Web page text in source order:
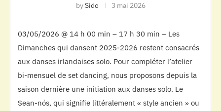
bySido 3 mai 2026
03/05/2026 @ 14 h 00 min – 17 h 30 min – Les
Dimanches qui dansent 2025-2026 restent consacrés
aux danses irlandaises solo. Pour compléter l’atelier
bi-mensuel de set dancing, nous proposons depuis la
saison dernière une initiation aux danses solo. Le
Sean-nós, qui signifie littéralement « style ancien » ou